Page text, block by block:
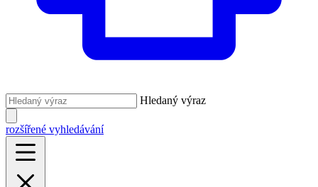
Hledaný výraz
rozšířené vyhledávání